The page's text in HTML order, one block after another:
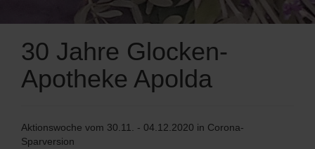
30 Jahre Glocken-
Apotheke Apolda
Aktionswoche vom 30.11. - 04.12.2020 in Corona-
Sparversion